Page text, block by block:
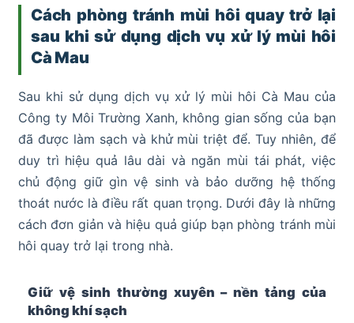
Cách phòng tránh mùi hôi quay trở lại
sau khi sử dụng dịch vụ xử lý mùi hôi
Cà Mau
Sau khi sử dụng dịch vụ xử lý mùi hôi Cà Mau của
Công ty Môi Trường Xanh, không gian sống của bạn
đã được làm sạch và khử mùi triệt để. Tuy nhiên, để
duy trì hiệu quả lâu dài và ngăn mùi tái phát, việc
chủ động giữ gìn vệ sinh và bảo dưỡng hệ thống
thoát nước là điều rất quan trọng. Dưới đây là những
cách đơn giản và hiệu quả giúp bạn phòng tránh mùi
hôi quay trở lại trong nhà.
Giữ vệ sinh thường xuyên – nền tảng của
không khí sạch